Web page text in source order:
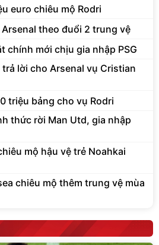
euro chiêu mộ Rodri
theo đuổi 2 trung vệ
chính mới chịu gia nhập PSG
lời cho Arsenal vụ Cristian
triệu bảng cho vụ Rodri
thức rời Man Utd, gia nhập
mộ hậu vệ trẻ Noahkai
chiêu mộ thêm trung vệ mùa